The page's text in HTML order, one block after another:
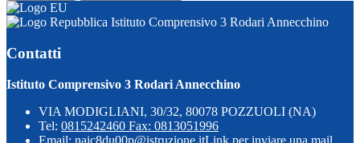
Istituto Comprensivo 3 Rodari Annecchino
Contatti
Istituto Comprensivo 3 Rodari Annecchino
VIA MODIGLIANI, 30/32, 80078 POZZUOLI (NA)
Tel: 0815242460 Fax: 0813051996
Email: naic8du00p@istruzione.itLink per inviare una mail